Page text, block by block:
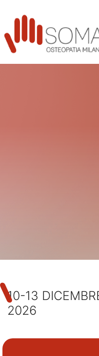
10-13
2026